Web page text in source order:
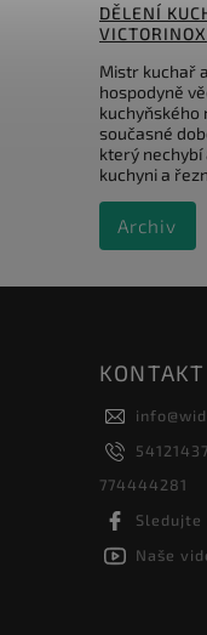
DĚLENÍ
VICTORINOX
Mistr kuchař
hospodyně
kuchyňského
současné
který
kuchyni a
Archiv
KONTAKT
info@
774444281
Sledujte
Naše